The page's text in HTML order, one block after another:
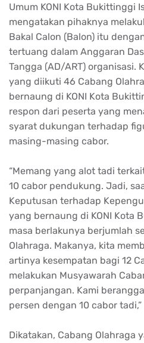
Umum KONI Kota Bukittinggi
mengatakan pihaknya
Bakal Calon (Balon) itu
tertuang dalam Anggaran
Tangga (AD/ART) organisasi.
yang diikuti 46 Cabang
bernaung di KONI Kota
respon dari peserta yang
syarat dukungan terhadap
masing-masing cabor.
“Memang yang alot tadi
10 cabor pendukung. Jadi,
Keputusan terhadap
yang bernaung di KONI Kota
masa berlakunya berjumlah
Olahraga. Makanya, kita
artinya kesempatan bagi 12
melakukan Musyawarah
perpanjangan. Kami
persen dengan 10 cabor
Dikatakan, Cabang Olahraga